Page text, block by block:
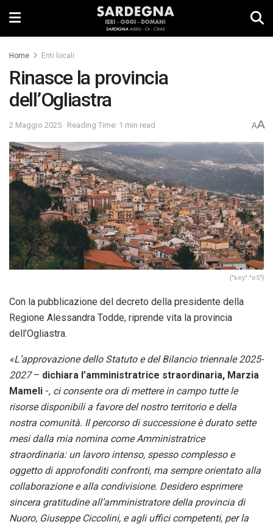
Home Enti locali
Rinasce la provincia
dell’Ogliastra
2 Maggio 2025 Reading Time: 1 min read AA
{"key":"e5"}
Con la pubblicazione del decreto della presidente della
Regione Alessandra Todde, riprende vita la provincia
dell’Ogliastra.
«L’approvazione dello Statuto e del Bilancio triennale 2025-
2027– dichiara l’amministratrice straordinaria, Marzia
Mameli -, ci consente ora di mettere in campo tutte le
risorse disponibili a favore del nostro territorio e della
nostra comunità. Il percorso di successione è durato sette
mesi dalla mia nomina come Amministratrice
straordinaria: un lavoro intenso, spesso complesso e
oggetto di approfonditi confronti, ma sempre orientato alla
collaborazione e alla condivisione. Desidero esprimere
sincera gratitudine all’amministratore della provincia di
Nuoro, Giuseppe Ciccolini, e agli uffici competenti, per la